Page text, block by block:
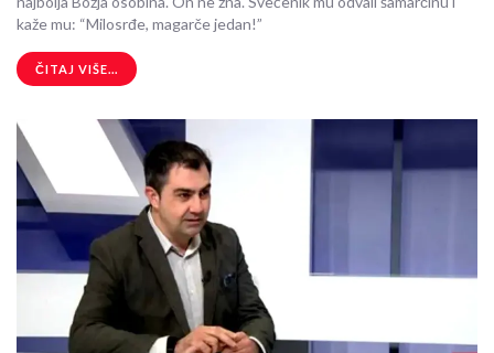
kaže mu: “Milosrđe, magarče jedan!”
ČITAJ VIŠE...